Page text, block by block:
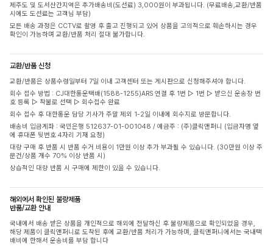
제주도 및 도서산간지역은 추가배송비(도선료) 3,000원이 부과됩니다. (무료배송,교환/반품
시에도 도선료는 고객님 부담)
모든 배송 과정은 CCTV로 촬영 후 출고 진행되고 있어 상품을 고의적으로 훼손하시는 경우
확인이 가능하며 교환/반품 처리 절대 불가합니다.
교환/반품 신청
교환/반품은 상품수령일부터 7일 이내 고객센터 또는 게시판으로 신청해주셔야 합니다.
회수 접수 방법 : CJ대한통운택배(1588-1255)ARS 연결 후 1번 ▷ 1번 ▷ 받으신 운송장 번
호 등록 ▷ 착불로 선택 ▷ 회수접수 완료
회수 접수 후 대한통운 담당 기사가 주말 제외 1-2일 이내에 회수지로 방문합니다.
배송비 입금계좌 : 국민은행 512637-01-001048 / 예금주 : (주)클릭앤퍼니 (입금자명 옆
에 휴대폰 뒷번호 4자리 기재 요청)
대량 구매 후 반품 시 반품 수거 비용이 1만원 이상 추가 부과될 수 있습니다. (30만원 이상 주
문건/상품 개수 70% 이상 반품 시)
상습적인 대량 반품 시 구매에 제한이 있을 수 있습니다.
해외에서 확인된 불량제품
반품/교환 안내
국내에서 배송 받은 상품을 개인적으로 해외에 전달하신 후 불량제품으로 확인되었을 경우,
해당 제품이 클릭앤퍼니로 도착된 후에 교환/반품 처리가 가능하며, 클릭앤퍼니에서는 국내택
배비에 한해서 운송비를 부담 합니다